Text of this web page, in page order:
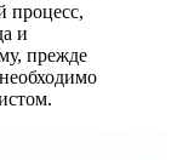
процесс,
и
прежде